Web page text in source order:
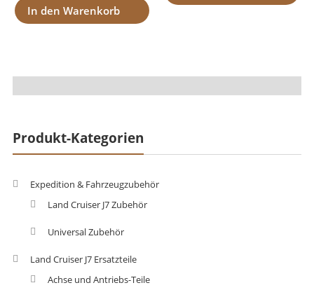
In den Warenkorb
Produkt-Kategorien
Expedition & Fahrzeugzubehör
Land Cruiser J7 Zubehör
Universal Zubehör
Land Cruiser J7 Ersatzteile
Achse und Antriebs-Teile